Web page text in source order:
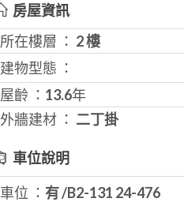
房屋資訊
所在樓層 ： 2 樓
建物型態 ：
屋齡 ： 13.6年
外牆建材 ： 二丁掛
車位說明
車位 ： 有 /B2-131 24-476